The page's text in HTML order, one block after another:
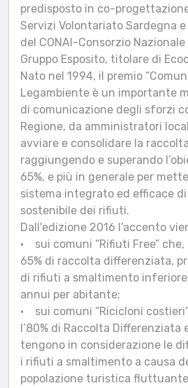
predisposto in co-
Servizi Volontariato Sardegna
del CONAI-Consorzio
Gruppo Esposito, titolare di
Nato nel 1994, il premio
Legambiente è un importante
di comunicazione degli sforzi
Regione, da amministratori
avviare e consolidare la
raggiungendo e superando
65%, e più in generale per
sistema integrato ed efficace
sostenibile dei rifiuti.
Dall'edizione 2016 l’accento
• sui comuni “Rifiuti Free” che,
65% di raccolta differenziata,
di rifiuti a smaltimento inferiore
annui per abitante;
• sui comuni “Ricicloni
l’80% di Raccolta Differenziata
tengono in considerazione le
i rifiuti a smaltimento a causa
popolazione turistica